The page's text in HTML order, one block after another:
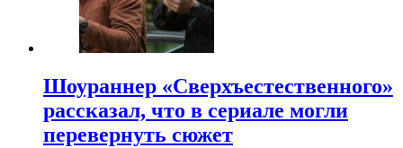
Шоураннер «Сверхъестественного»
рассказал, что в сериале могли
перевернуть сюжет